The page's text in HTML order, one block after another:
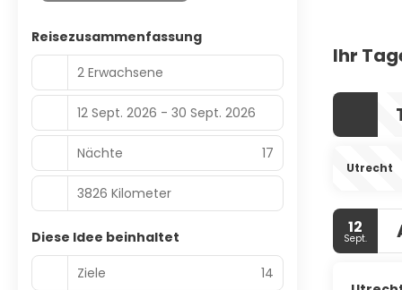
Ihr
Utrecht
12
Sept.
Reisezusammenfassung
2 Erwachsene
12 Sept. 2026 - 30 Sept. 2026
Nächte 17
3826 Kilometer
Diese Idee beinhaltet
Ziele
14